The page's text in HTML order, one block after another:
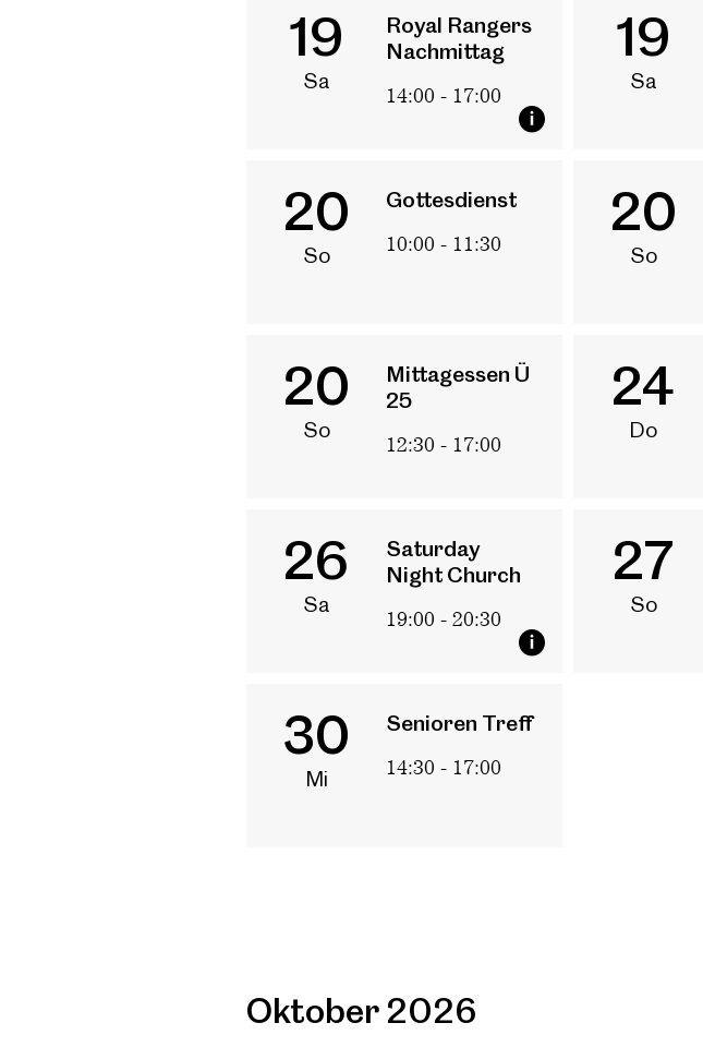
19
Sa
Royal Rangers
Nachmittag
14:00 - 17:00
19
Sa
20
So
Gottesdienst
10:00 - 11:30 20
So
20
So
Mittagessen Ü
25
12:30 - 17:00
24
Do
26
Sa
Saturday
Night Church
19:00 - 20:30
27
So
30
Mi
Senioren Treff
14:30 - 17:00
Oktober 2026